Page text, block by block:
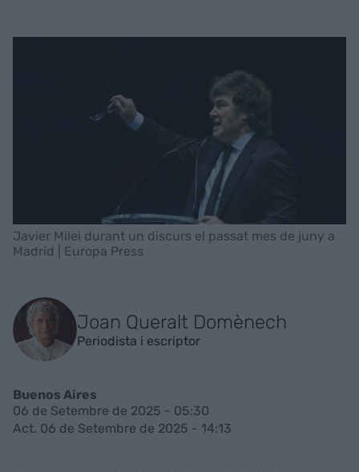
Javier Milei durant un discurs el passat mes de juny a
Madrid | Europa Press
Joan Queralt Domènech
Periodista i escriptor
Buenos Aires
06 de Setembre de 2025 - 05:30
Act. 06 de Setembre de 2025 - 14:13